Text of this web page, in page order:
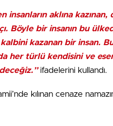
insanların aklına
Böyle bir insanın bu
kazanan bir insan.
her türlü kendisini ve
ifadelerini kullandı.
kılınan cenaze